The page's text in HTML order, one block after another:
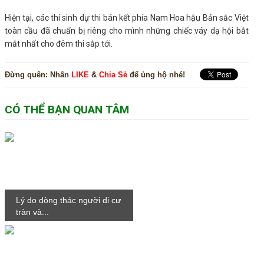
Hiện tại, các thí sinh dự thi bán kết phía Nam Hoa hậu Bản sắc Việt
toàn cầu đã chuẩn bị riêng cho mình những chiếc váy dạ hội bắt
mắt nhất cho đêm thi sắp tới.
Đừng quên: Nhấn LIKE & Chia Sẻ để ủng hộ nhé!
CÓ THỂ BẠN QUAN TÂM
Lý do dòng thác người di cư
tràn và...